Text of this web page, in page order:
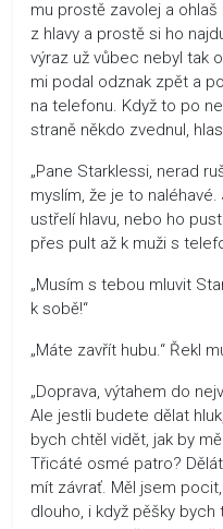
mu prostě zavolej a
z hlavy a prostě si ho
výraz už vůbec nebyl tak
mi podal odznak zpět a
na telefonu. Když to po
straně někdo zvednul,
„Pane Starklessi, nerad
myslím, že je to
ustřelí hlavu, nebo ho
přes pult až k muži s
„Musím s tebou mluvit
k sobě!“
„Máte zavřít hubu.“ Řekl
„Doprava, výtahem do
Ale jestli budete dělat
bych chtěl vidět, jak by
Třicáté osmé patro?
mít závrať. Měl jsem
dlouho, i když pěšky